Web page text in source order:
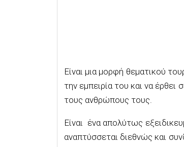
Είναι μια μορφή θεματικού
την εμπειρία του και να
τους ανθρώπους τους.
Είναι ένα απολύτως
αναπτύσσεται διεθνώς και